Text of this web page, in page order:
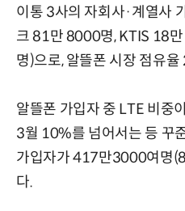
이통 3사의 자회사·계열사
크 81만 8000명, KTIS 18
명)으로, 알뜰폰 시장 점유
알뜰폰 가입자 중 LTE 비중
3월 10%를 넘어서는 등 꾸
가입자가 417만3000여명
다.